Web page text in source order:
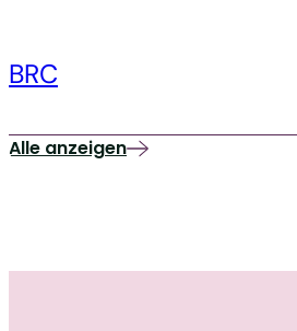
BRC
Alle anzeigen